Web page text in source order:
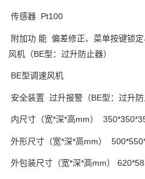
传感器 Pt100
附加功 能 偏差修正、菜单按键锁
风机（BE型：过升防止器）
BE型调速风机
安全装置 过升报警（BE型：过升防
内尺寸（宽*深*高mm）
外形尺寸（宽*深*高mm）
外包装尺寸（宽*深*高mm）